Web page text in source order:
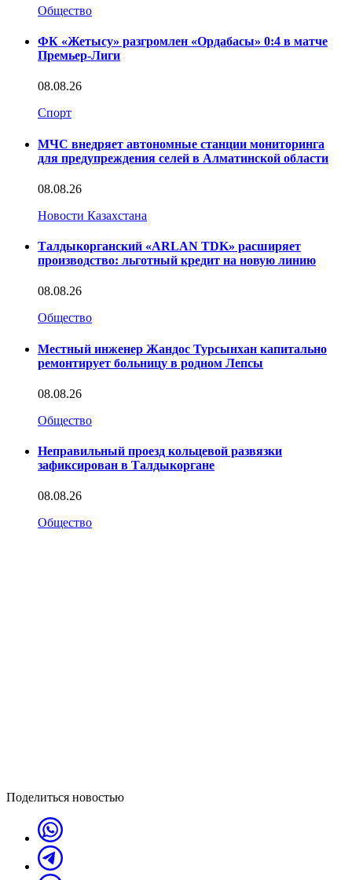
Общество
ФК «Жетысу» разгромлен «Ордабасы» 0:4 в матче
Премьер-Лиги
08.08.26
Спорт
МЧС внедряет автономные станции мониторинга
для предупреждения селей в Алматинской области
08.08.26
Новости Казахстана
Талдыкорганский «ARLAN TDK» расширяет
производство: льготный кредит на новую линию
08.08.26
Общество
Местный инженер Жандос Турсынхан капитально
ремонтирует больницу в родном Лепсы
08.08.26
Общество
Неправильный проезд кольцевой развязки
зафиксирован в Талдыкоргане
08.08.26
Общество
Поделиться новостью